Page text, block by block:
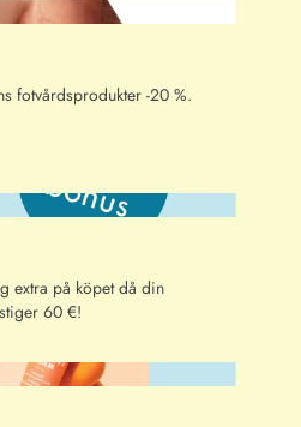
fotvårdsprodukter -20 %.
extra på köpet då din
60 €!